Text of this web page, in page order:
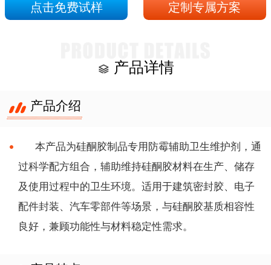
点击免费试样 定制专属方案
产品详情
产品介绍
本产品为硅酮胶制品专用防霉辅助卫生维护剂，通
过科学配方组合，辅助维持硅酮胶材料在生产、储存
及使用过程中的卫生环境。适用于建筑密封胶、电子
配件封装、汽车零部件等场景，与硅酮胶基质相容性
良好，兼顾功能性与材料稳定性需求。